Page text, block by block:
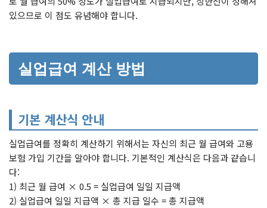
있으므로 이 점도 유념해야 합니다.
실업급여 계산 방법
기본 계산식 안내
실업급여를 정확히 계산하기 위해서는 자신의 최근 월 급여와 고용
보험 가입 기간을 알아야 합니다. 기본적인 계산식은 다음과 같습니
다:
1) 최근 월 급여 × 0.5 = 실업급여 일일 지급액
2) 실업급여 일일 지급액 × 총 지급 일수 = 총 지급액